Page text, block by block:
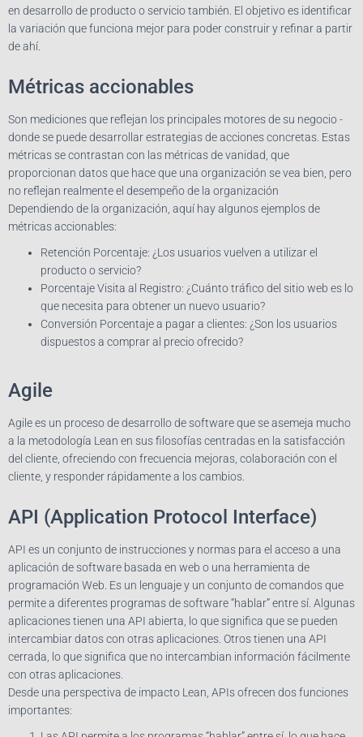
en desarrollo de producto o servicio también. El objetivo es identificar
la variación que funciona mejor para poder construir y refinar a partir
de ahí.
Métricas accionables
Son mediciones que reflejan los principales motores de su negocio -
donde se puede desarrollar estrategias de acciones concretas. Estas
métricas se contrastan con las métricas de vanidad, que
proporcionan datos que hace que una organización se vea bien, pero
no reflejan realmente el desempeño de la organización
Dependiendo de la organización, aquí hay algunos ejemplos de
métricas accionables:
Retención Porcentaje: ¿Los usuarios vuelven a utilizar el
producto o servicio?
Porcentaje Visita al Registro: ¿Cuánto tráfico del sitio web es lo
que necesita para obtener un nuevo usuario?
Conversión Porcentaje a pagar a clientes: ¿Son los usuarios
dispuestos a comprar al precio ofrecido?
Agile
Agile es un proceso de desarrollo de software que se asemeja mucho
a la metodología Lean en sus filosofías centradas en la satisfacción
del cliente, ofreciendo con frecuencia mejoras, colaboración con el
cliente, y responder rápidamente a los cambios.
API (Application Protocol Interface)
API es un conjunto de instrucciones y normas para el acceso a una
aplicación de software basada en web o una herramienta de
programación Web. Es un lenguaje y un conjunto de comandos que
permite a diferentes programas de software “hablar” entre sí. Algunas
aplicaciones tienen una API abierta, lo que significa que se pueden
intercambiar datos con otras aplicaciones. Otros tienen una API
cerrada, lo que significa que no intercambian información fácilmente
con otras aplicaciones.
Desde una perspectiva de impacto Lean, APIs ofrecen dos funciones
importantes: